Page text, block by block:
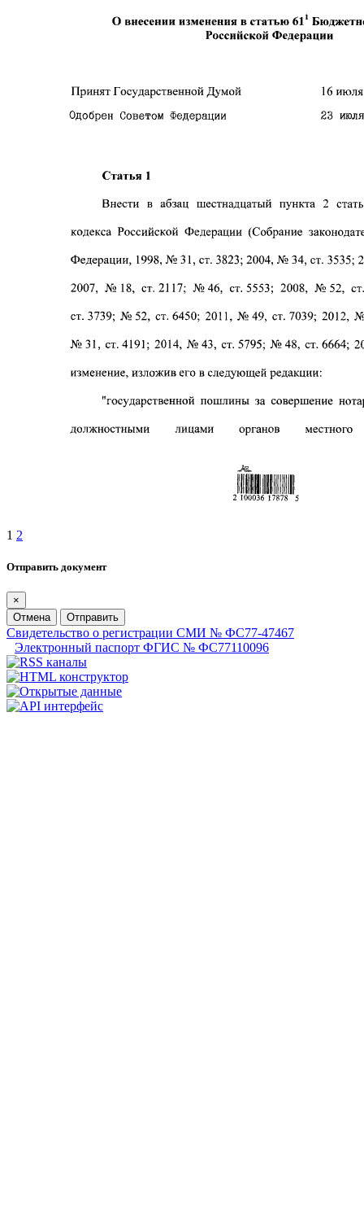
1 2
Отправить документ
×
Отмена
Отправить
Свидетельство о регистрации СМИ № ФС77-47467
Электронный паспорт ФГИС № ФС77110096